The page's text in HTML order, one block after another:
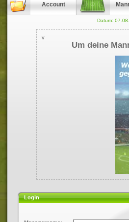
Account
Datum:
v
Um deine
Login